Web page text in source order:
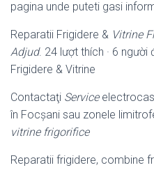
pagina unde puteti gasi
Reparatii Frigidere & Vitrine
Adjud. 24 lượt thích · 6 người
Frigidere & Vitrine
Contactaţi Service
în Focşani sau zonele
vitrine frigorifice
Reparatii frigidere, combine